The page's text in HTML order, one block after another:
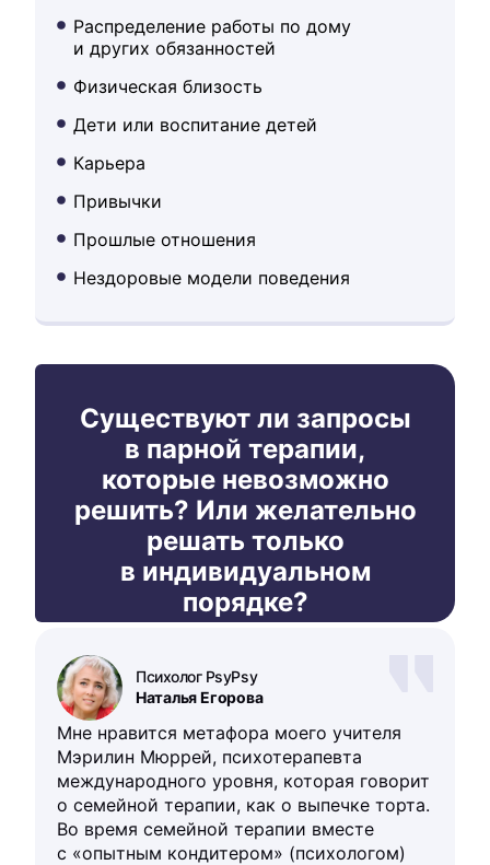
Распределение работы по дому
и других обязанностей
Физическая близость
Дети или воспитание детей
Карьера
Привычки
Прошлые отношения
Нездоровые модели поведения
Существуют ли запросы
в парной терапии,
которые невозможно
решить? Или желательно
решать только
в индивидуальном
порядке?
Наталья Егорова
Психолог PsyPsy
Мне нравится метафора моего учителя
Мэрилин Мюррей, психотерапевта
международного уровня, которая говорит
о семейной терапии, как о выпечке торта.
Во время семейной терапии вместе
с «опытным кондитером» (психологом)